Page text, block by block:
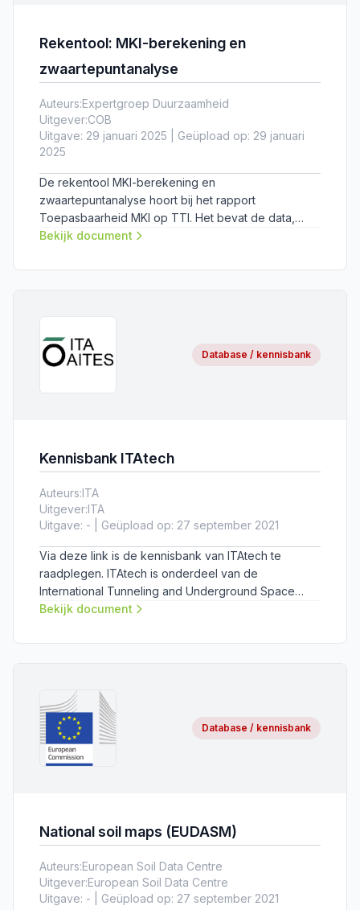
Rekentool: MKI-berekening en
zwaartepuntanalyse
Auteurs:Expertgroep Duurzaamheid
Uitgever:COB
Uitgave: 29 januari 2025 | Geüpload op: 29 januari
2025
De rekentool MKI-berekening en
zwaartepuntanalyse hoort bij het rapport
Toepasbaarheid MKI op TTI. Het bevat de data,
onderbouwing en resultaten van het project met de
Bekijk document
Database / kennisbank
Kennisbank ITAtech
Auteurs:ITA
Uitgever:ITA
Uitgave: - | Geüpload op: 27 september 2021
Via deze link is de kennisbank van ITAtech te
raadplegen. ITAtech is onderdeel van de
International Tunneling and Underground Space
Association (ITA).
Bekijk document
Database / kennisbank
National soil maps (EUDASM)
Auteurs:European Soil Data Centre
Uitgever:European Soil Data Centre
Uitgave: - | Geüpload op: 27 september 2021